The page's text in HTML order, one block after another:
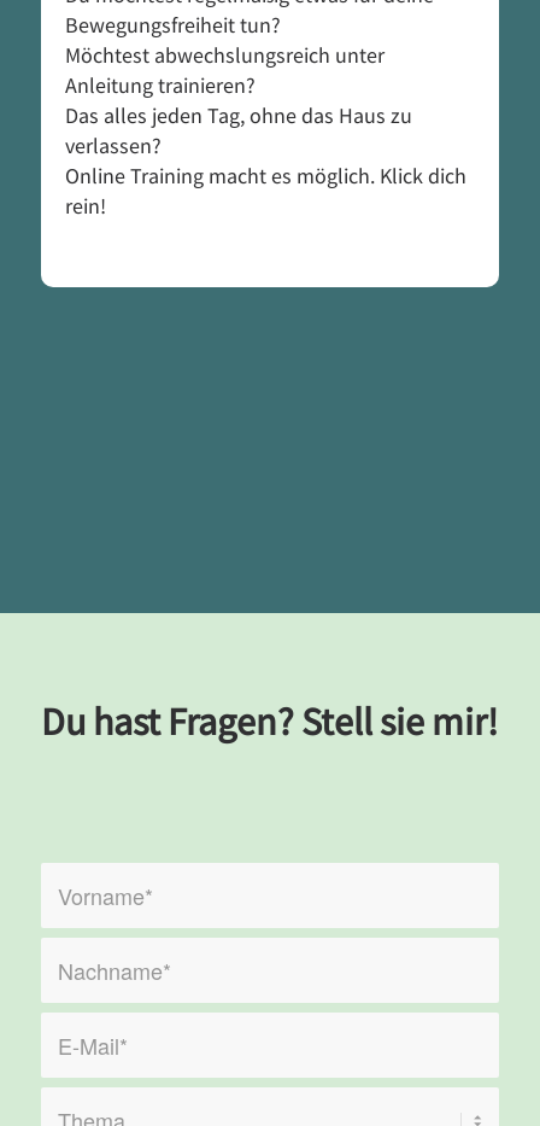
Bewegungsfreiheit tun?
Möchtest abwechslungsreich unter
Anleitung trainieren?
Das alles jeden Tag, ohne das Haus zu
verlassen?
Online Training macht es möglich. Klick dich
rein!
Du hast Fragen? Stell sie mir!